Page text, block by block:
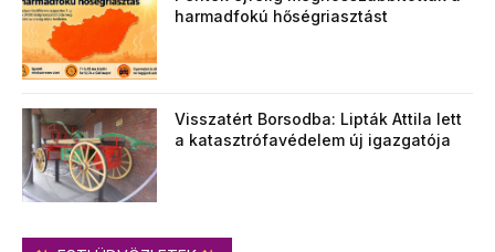
harmadfokú hőségriasztást
Visszatért Borsodba: Lipták Attila lett
a katasztrófavédelem új igazgatója